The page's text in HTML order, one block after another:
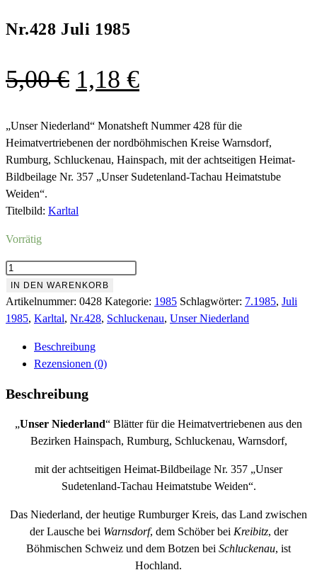
Nr.428 Juli 1985
5,00€ Ursprünglicher
war:
5,00 €
1,18 €Aktueller
ist:
1,18 €.
„Unser Niederland“ Monatsheft Nummer 428 für die
Heimatvertriebenen der nordböhmischen Kreise Warnsdorf,
Rumburg, Schluckenau, Hainspach, mit der achtseitigen Heimat-
Bildbeilage Nr. 357 „Unser Sudetenland-Tachau Heimatstube
Weiden“.
Titelbild: Karltal
Vorrätig
Nr.428
Juli
1985
Menge
IN DEN WARENKORB
Artikelnummer: 0428 Kategorie: 1985 Schlagwörter: 7.1985, Juli
1985, Karltal, Nr.428, Schluckenau, Unser Niederland
Beschreibung
Rezensionen (0)
Beschreibung
„Unser Niederland“ Blätter für die Heimatvertriebenen aus den
Bezirken Hainspach, Rumburg, Schluckenau, Warnsdorf,
mit der achtseitigen Heimat-Bildbeilage Nr. 357 „Unser
Sudetenland-Tachau Heimatstube Weiden“.
Das Niederland, der heutige Rumburger Kreis, das Land zwischen
der Lausche bei Warnsdorf, dem Schöber bei Kreibitz, der
Böhmischen Schweiz und dem Botzen bei Schluckenau, ist
Hochland.